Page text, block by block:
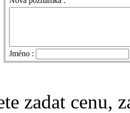
Jméno :
zadat cenu,